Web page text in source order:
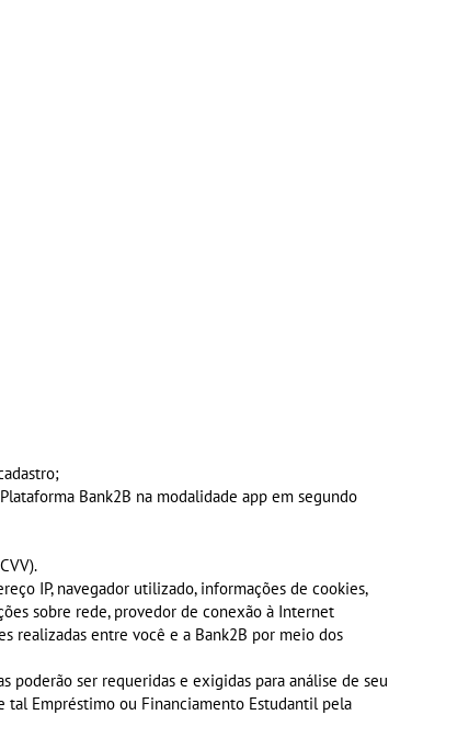
Bank2B na modalidade app em segundo
IP, navegador utilizado, informações de cookies,
sobre rede, provedor de conexão à Internet
realizadas entre você e a Bank2B por meio dos
poderão ser requeridas e exigidas para análise de seu
tal Empréstimo ou Financiamento Estudantil pela